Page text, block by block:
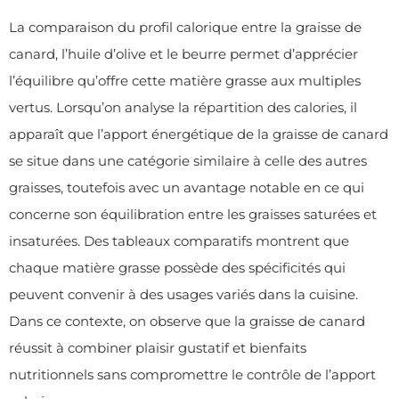
La comparaison du profil calorique entre la graisse de
canard, l’huile d’olive et le beurre permet d’apprécier
l’équilibre qu’offre cette matière grasse aux multiples
vertus. Lorsqu’on analyse la répartition des calories, il
apparaît que l’apport énergétique de la graisse de canard
se situe dans une catégorie similaire à celle des autres
graisses, toutefois avec un avantage notable en ce qui
concerne son équilibration entre les graisses saturées et
insaturées. Des tableaux comparatifs montrent que
chaque matière grasse possède des spécificités qui
peuvent convenir à des usages variés dans la cuisine.
Dans ce contexte, on observe que la graisse de canard
réussit à combiner plaisir gustatif et bienfaits
nutritionnels sans compromettre le contrôle de l’apport